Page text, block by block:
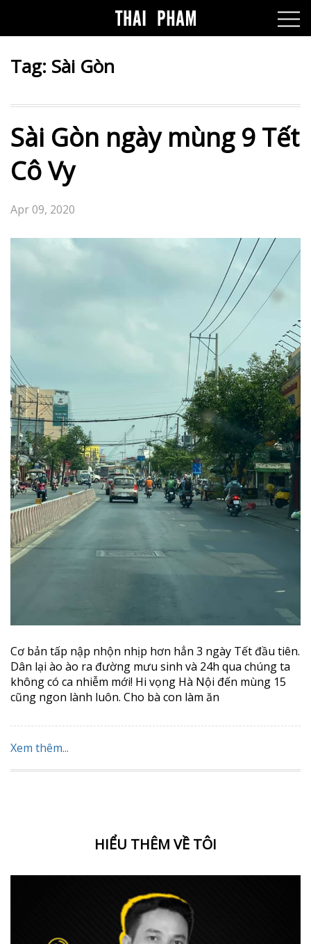
Tag: Sài Gòn
Sài Gòn ngày mùng 9 Tết
Cô Vy
Apr 09, 2020
Cơ bản tấp nập nhộn nhịp hơn hẳn 3 ngày Tết đầu tiên.
Dân lại ào ào ra đường mưu sinh và 24h qua chúng ta
không có ca nhiễm mới! Hi vọng Hà Nội đến mùng 15
cũng ngon lành luôn. Cho bà con làm ăn
Xem thêm...
HIỂU THÊM VỀ TÔI